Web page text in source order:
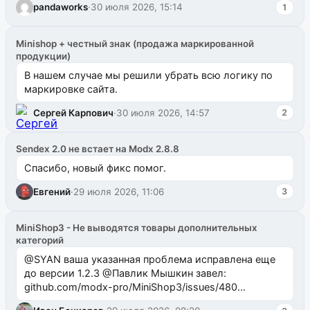
pandaworks·30 июля 2026, 15:14 1
Minishop + честный знак (продажа маркированной
продукции)
В нашем случае мы решили убрать всю логику по
маркировке сайта.
Сергей Карпович·30 июля 2026, 14:57 2
Sendex 2.0 не встает на Modx 2.8.8
Спасибо, новый фикс помог.
Евгений·29 июля 2026, 11:06 3
MiniShop3 - Не выводятся товары дополнительных
категорий
@SYAN ваша указанная проблема исправлена еще
до версии 1.2.3 @Павлик Мышкин завел:
github.com/modx-pro/MiniShop3/issues/480
github.com/modx-pro/MiniShop3/issues/481Исправим